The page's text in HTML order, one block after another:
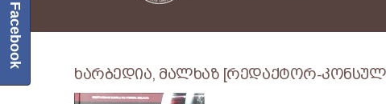
ხარბედია, მალხაზ [რედაქტორ-
Facebook